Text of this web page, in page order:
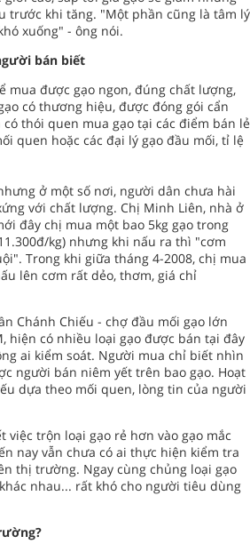
trước khi tăng. "Một phần cũng là tâm lý
xuống" - ông nói.
bán biết
mua được gạo ngon, đúng chất lượng,
có thương hiệu, được đóng gói cẩn
thói quen mua gạo tại các điểm bán lẻ
quen hoặc các đại lý gạo đầu mối, tỉ lệ
ở một số nơi, người dân chưa hài
với chất lượng. Chị Minh Liên, nhà ở
đây chị mua một bao 5kg gạo trong
kg) nhưng khi nấu ra thì "cơm
Trong khi giữa tháng 4-2008, chị mua
lên cơm rất dẻo, thơm, giá chỉ
Chánh Chiếu - chợ đầu mối gạo lớn
hiện có nhiều loại gạo được bán tại đây
ai kiểm soát. Người mua chỉ biết nhìn
người bán niêm yết trên bao gạo. Hoạt
dựa theo mối quen, lòng tin của người
việc trộn loại gạo rẻ hơn vào gạo mắc
nay vẫn chưa có ai thực hiện kiểm tra
thị trường. Ngay cùng chủng loại gạo
nhau... rất khó cho người tiêu dùng